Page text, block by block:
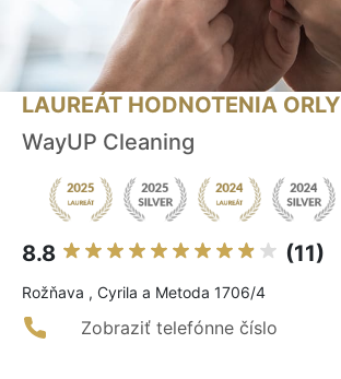
LAUREÁT HODNOTENIA ORLY
WayUP Cleaning
8.8 (11)
Rožňava , Cyrila a Metoda 1706/4
Zobraziť telefónne číslo